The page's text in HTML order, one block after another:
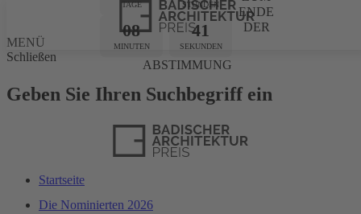
TAGE STUNDEN
08
MINUTEN
41
SEKUNDEN
ENDE
DER
ABSTIMMUNG
MENÜ
Schließen
Geben Sie Ihren Suchbegriff ein
Startseite
Die Nominierten 2026